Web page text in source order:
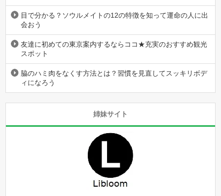
目で分かる？ソウルメイトの12の特徴を知って運命の人に出
会おう
友達に初めての東京案内するならココ★充実のおすすめ観光
スポット
脇のハミ肉をなくす方法とは？習慣を見直してスッキリボデ
ィになろう
姉妹サイト